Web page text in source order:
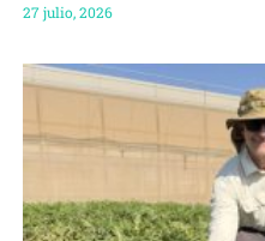
27 julio, 2026